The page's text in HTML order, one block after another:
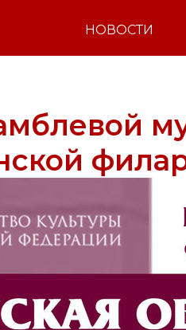
НОВОСТИ